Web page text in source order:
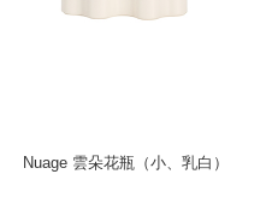
Nuage 雲朵花瓶（小、乳白）